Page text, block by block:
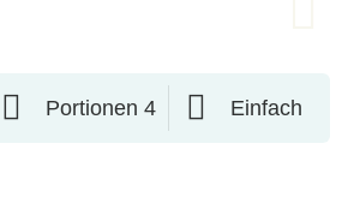
Portionen 4 Einfach